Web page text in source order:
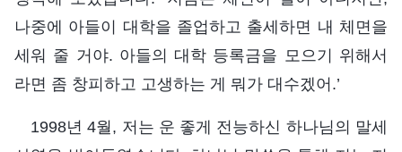
나중에 아들이 대학을 졸업하고 출세하면 내 체면을
세워 줄 거야. 아들의 대학 등록금을 모으기 위해서
라면 좀 창피하고 고생하는 게 뭐가 대수겠어.’
1998년 4월, 저는 운 좋게 전능하신 하나님의 말세